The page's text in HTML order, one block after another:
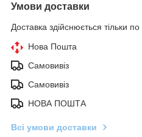
Умови доставки
Доставка здійснюється тільки
Нова Пошта
Самовивіз
Самовивіз
НОВА ПОШТА
Всі умови доставки